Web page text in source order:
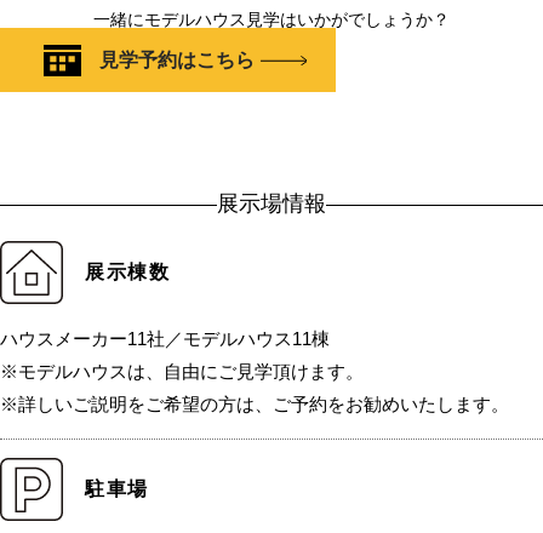
一緒にモデルハウス見学はいかがでしょうか？
見学予約はこちら
展示場情報
展示棟数
ハウスメーカー11社／モデルハウス11棟
※モデルハウスは、自由にご見学頂けます。
※詳しいご説明をご希望の方は、ご予約をお勧めいたします。
駐車場